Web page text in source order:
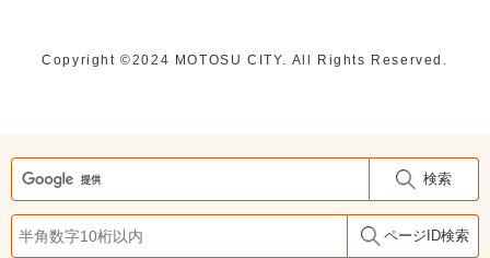
検索
ページID検索
Copyright ©️2024 MOTOSU CITY. All Rights Reserved.